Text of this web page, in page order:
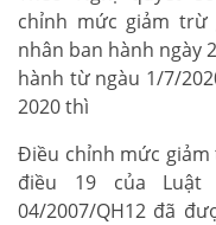
chỉnh mức giảm trừ
nhân ban hành ngày
hành từ ngàu 1/7/
2020 thì
Điều chỉnh mức giảm
điều 19 của
04/2007/QH12 đã